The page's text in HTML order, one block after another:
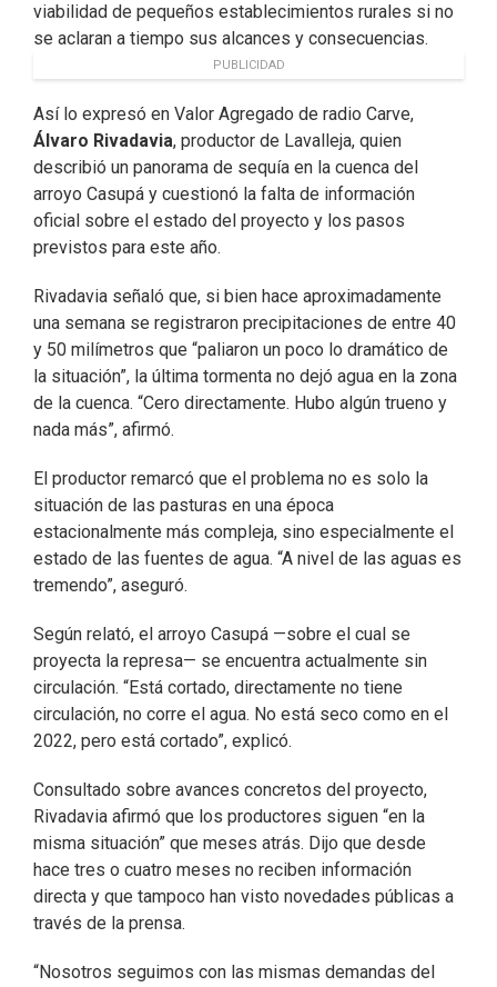
viabilidad de pequeños establecimientos rurales si no
se aclaran a tiempo sus alcances y consecuencias.
PUBLICIDAD
Así lo expresó en Valor Agregado de radio Carve,
Álvaro Rivadavia, productor de Lavalleja, quien
describió un panorama de sequía en la cuenca del
arroyo Casupá y cuestionó la falta de información
oficial sobre el estado del proyecto y los pasos
previstos para este año.
Rivadavia señaló que, si bien hace aproximadamente
una semana se registraron precipitaciones de entre 40
y 50 milímetros que “paliaron un poco lo dramático de
la situación”, la última tormenta no dejó agua en la zona
de la cuenca. “Cero directamente. Hubo algún trueno y
nada más”, afirmó.
El productor remarcó que el problema no es solo la
situación de las pasturas en una época
estacionalmente más compleja, sino especialmente el
estado de las fuentes de agua. “A nivel de las aguas es
tremendo”, aseguró.
Según relató, el arroyo Casupá —sobre el cual se
proyecta la represa— se encuentra actualmente sin
circulación. “Está cortado, directamente no tiene
circulación, no corre el agua. No está seco como en el
2022, pero está cortado”, explicó.
Consultado sobre avances concretos del proyecto,
Rivadavia afirmó que los productores siguen “en la
misma situación” que meses atrás. Dijo que desde
hace tres o cuatro meses no reciben información
directa y que tampoco han visto novedades públicas a
través de la prensa.
“Nosotros seguimos con las mismas demandas del